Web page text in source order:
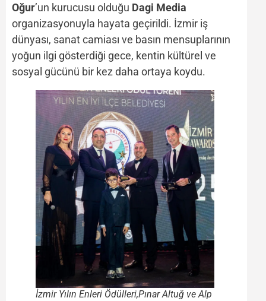
Oğur’un kurucusu olduğu Dagi Media
organizasyonuyla hayata geçirildi. İzmir iş
dünyası, sanat camiası ve basın mensuplarının
yoğun ilgi gösterdiği gece, kentin kültürel ve
sosyal gücünü bir kez daha ortaya koydu.
İzmir Yılın Enleri Ödülleri,Pınar Altuğ ve Alp